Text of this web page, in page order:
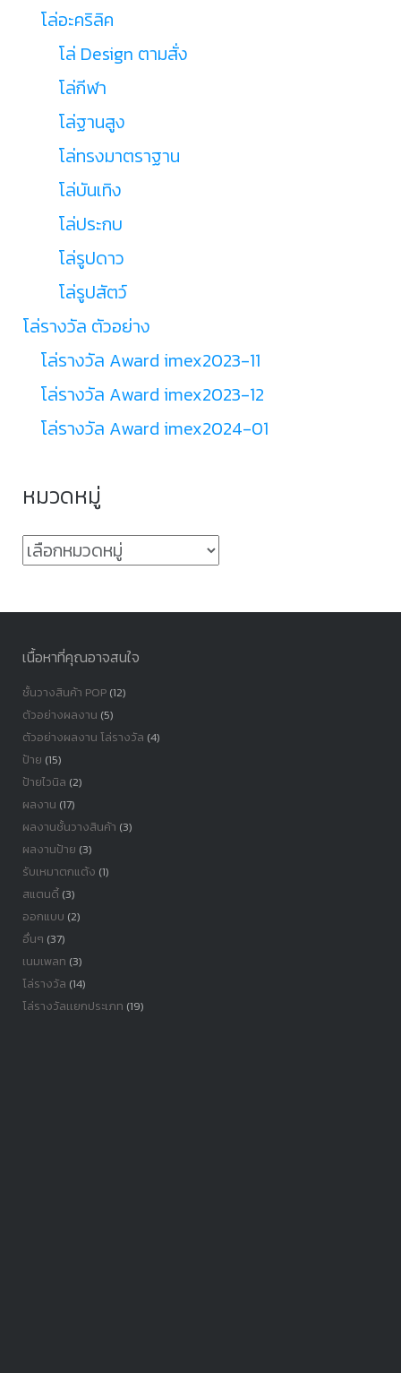
โล่อะคริลิค
โล่ Design ตามสั่ง
โล่กีฬา
โล่ฐานสูง
โล่ทรงมาตราฐาน
โล่บันเทิง
โล่ประกบ
โล่รูปดาว
โล่รูปสัตว์
โล่รางวัล ตัวอย่าง
โล่รางวัล Award imex2023-11
โล่รางวัล Award imex2023-12
โล่รางวัล Award imex2024-01
หมวดหมู่
หมวด
เนื้อหาที่คุณอาจสนใจ
ชั้นวางสินค้า POP(12)
ตัวอย่างผลงาน (5)
ตัวอย่างผลงาน โล่รางวัล (4)
ป้าย (15)
ป้ายไวนิล (2)
ผลงาน (17)
ผลงานชั้นวางสินค้า (3)
ผลงานป้าย (3)
รับเหมาตกแต้ง (1)
สแตนดี้(3)
ออกแบบ (2)
อื่นๆ (37)
เนมเพลท (3)
โล่รางวัล (14)
โล่รางวัลเเยกประเภท (19)